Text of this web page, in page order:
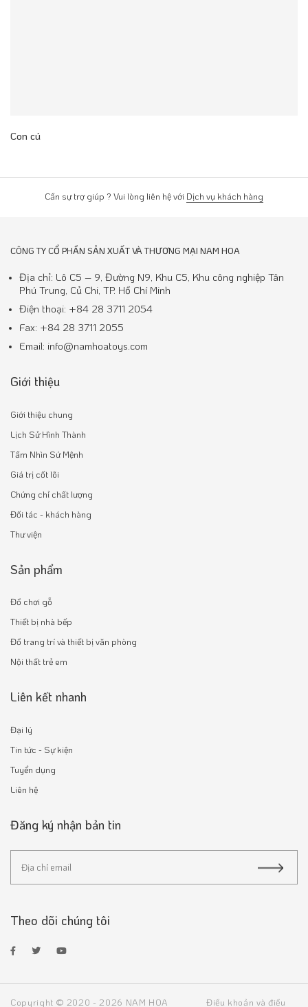
Con cú
Cần sự trợ giúp ? Vui lòng liên hệ với Dịch vụ khách hàng
CÔNG TY CỔ PHẦN SẢN XUẤT VÀ THƯƠNG MẠI NAM HOA
Địa chỉ: Lô C5 – 9, Đường N9, Khu C5, Khu công nghiệp Tân
Phú Trung, Củ Chi, TP. Hồ Chí Minh
Điện thoại: +84 28 3711 2054
Fax: +84 28 3711 2055
Email: info@namhoatoys.com
Giới thiệu
Giới thiệu chung
Lịch Sử Hình Thành
Tầm Nhìn Sứ Mệnh
Giá trị cốt lõi
Chứng chỉ chất lượng
Đối tác - khách hàng
Thư viện
Sản phẩm
Đồ chơi gỗ
Thiết bị nhà bếp
Đồ trang trí và thiết bị văn phòng
Nội thất trẻ em
Liên kết nhanh
Đại lý
Tin tức - Sự kiện
Tuyển dụng
Liên hệ
Đăng ký nhận bản tin
Theo dõi chúng tôi
Copyright © 2020 - 2026 NAM HOA Điều khoản và điều